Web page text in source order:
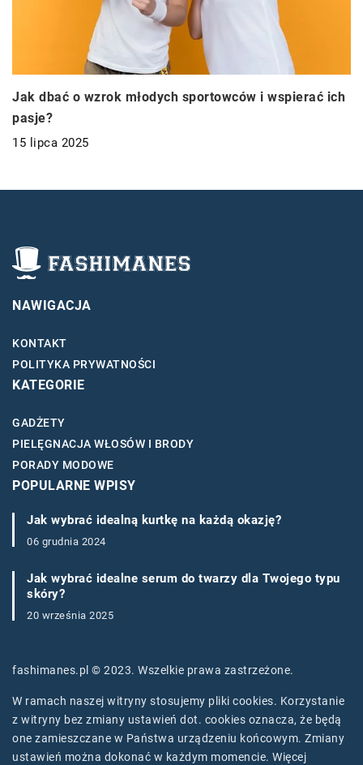
Jak dbać o wzrok młodych sportowców i wspierać ich
pasje?
15 lipca 2025
NAWIGACJA
KONTAKT
POLITYKA PRYWATNOŚCI
KATEGORIE
GADŻETY
PIELĘGNACJA WŁOSÓW I BRODY
PORADY MODOWE
POPULARNE WPISY
Jak wybrać idealną kurtkę na każdą okazję?
06 grudnia 2024
Jak wybrać idealne serum do twarzy dla Twojego typu
skóry?
20 września 2025
fashimanes.pl © 2023. Wszelkie prawa zastrzeżone.
W ramach naszej witryny stosujemy pliki cookies. Korzystanie
z witryny bez zmiany ustawień dot. cookies oznacza, że będą
one zamieszczane w Państwa urządzeniu końcowym. Zmiany
ustawień można dokonać w każdym momencie. Więcej